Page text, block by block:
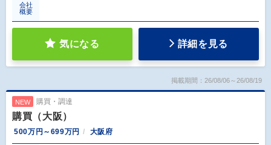
会社
概要
気になる 詳細を見る
掲載期間：26/08/06～26/08/19
NEW 購買・調達
購買（大阪）
500万円～699万円 大阪府